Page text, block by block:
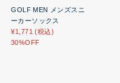
GOLF MEN メンズスニ
ーカーソックス
¥1,771 (税込)
30%OFF